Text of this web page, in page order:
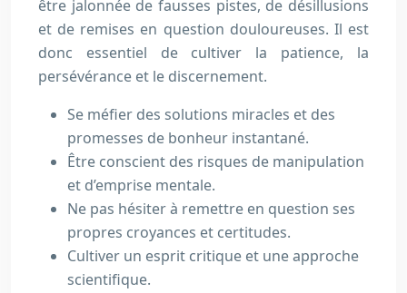
être jalonnée de fausses pistes, de désillusions
et de remises en question douloureuses. Il est
donc essentiel de cultiver la patience, la
persévérance et le discernement.
Se méfier des solutions miracles et des
promesses de bonheur instantané.
Être conscient des risques de manipulation
et d’emprise mentale.
Ne pas hésiter à remettre en question ses
propres croyances et certitudes.
Cultiver un esprit critique et une approche
scientifique.